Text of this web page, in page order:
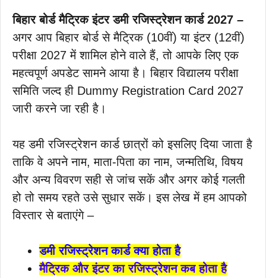
बिहार बोर्ड मैट्रिक इंटर डमी रजिस्ट्रेशन कार्ड 2027 –
अगर आप बिहार बोर्ड से मैट्रिक (10वीं) या इंटर (12वीं)
परीक्षा 2027 में शामिल होने वाले हैं, तो आपके लिए एक
महत्वपूर्ण अपडेट सामने आया है। बिहार विद्यालय परीक्षा
समिति जल्द ही Dummy Registration Card 2027
जारी करने जा रही है।
यह डमी रजिस्ट्रेशन कार्ड छात्रों को इसलिए दिया जाता है
ताकि वे अपने नाम, माता-पिता का नाम, जन्मतिथि, विषय
और अन्य विवरण सही से जांच सकें और अगर कोई गलती
हो तो समय रहते उसे सुधार सकें। इस लेख में हम आपको
विस्तार से बताएंगे –
डमी रजिस्ट्रेशन कार्ड क्या होता है
मैट्रिक और इंटर का रजिस्ट्रेशन कब होता है